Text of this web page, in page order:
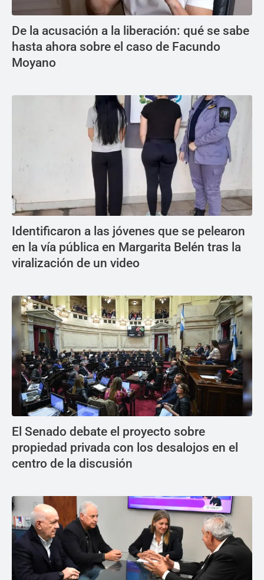
De la acusación a la liberación: qué se sabe
hasta ahora sobre el caso de Facundo
Moyano
Identificaron a las jóvenes que se pelearon
en la vía pública en Margarita Belén tras la
viralización de un video
El Senado debate el proyecto sobre
propiedad privada con los desalojos en el
centro de la discusión